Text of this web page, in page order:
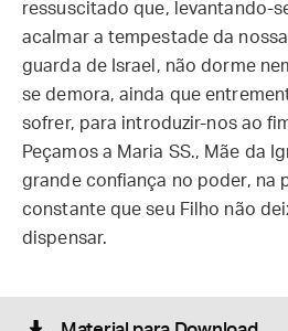
ressuscitado que, levantando-
acalmar a tempestade da nossa
guarda de Israel, não dorme
se demora, ainda que
sofrer, para introduzir-nos ao
Peçamos a Maria SS., Mãe da
grande confiança no poder, na
constante que seu Filho não
dispensar.